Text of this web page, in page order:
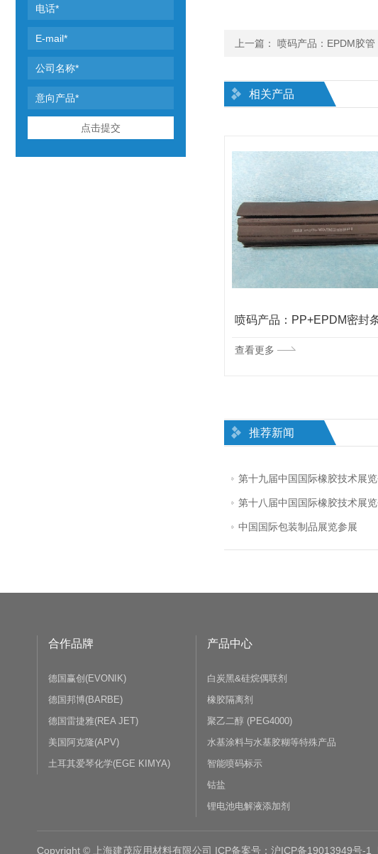
点击提交
上一篇： 喷码产品：EPDM胶管
相关产品
喷码产品：PP+EPDM密封
查看更多
推荐新闻
第十九届中国国际橡胶技术展
第十八届中国国际橡胶技术展
中国国际包装制品展览参展
合作品牌
德国赢创(EVONIK)
德国邦博(BARBE)
德国雷捷雅(REA JET)
美国阿克隆(APV)
土耳其爱琴化学(EGE KIMYA)
产品中心
白炭黑&硅烷偶联剂
橡胶隔离剂
聚乙二醇 (PEG4000)
水基涂料与水基胶糊等特殊产品
智能喷码标示
钴盐
锂电池电解液添加剂
Copyright © 上海建茂应用材料有限公司 ICP备案号：沪ICP备19013949号-